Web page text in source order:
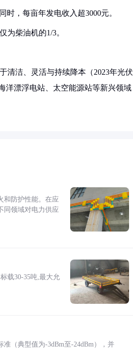
，每亩年发电收入超3000元。
为柴油机的1/3。
清洁、灵活与持续降本（2023年光伏
洋漂浮电站、太空能源站等新兴领域
和防护性能。在应
同领域对电力供应
载30-35吨,最大允
（典型值为-3dBm至-24dBm），并